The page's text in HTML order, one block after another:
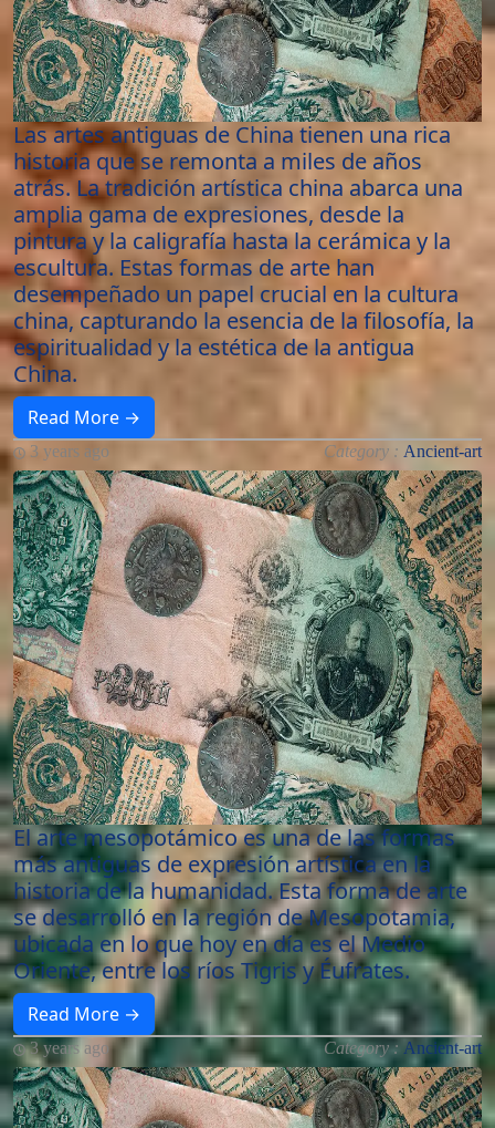
Las artes antiguas de China tienen una rica
historia que se remonta a miles de años
atrás. La tradición artística china abarca una
amplia gama de expresiones, desde la
pintura y la caligrafía hasta la cerámica y la
escultura. Estas formas de arte han
desempeñado un papel crucial en la cultura
china, capturando la esencia de la filosofía, la
espiritualidad y la estética de la antigua
China.
Read More →
3 years ago Category : Ancient-art
El arte mesopotámico es una de las formas
más antiguas de expresión artística en la
historia de la humanidad. Esta forma de arte
se desarrolló en la región de Mesopotamia,
ubicada en lo que hoy en día es el Medio
Oriente, entre los ríos Tigris y Éufrates.
Read More →
3 years ago Category : Ancient-art